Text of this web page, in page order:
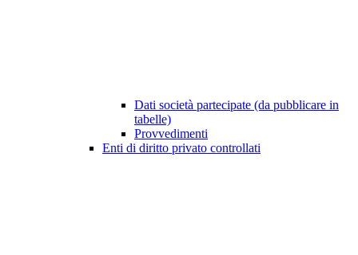
Dati società partecipate (da pubblicare in
tabelle)
Provvedimenti
Enti di diritto privato controllati